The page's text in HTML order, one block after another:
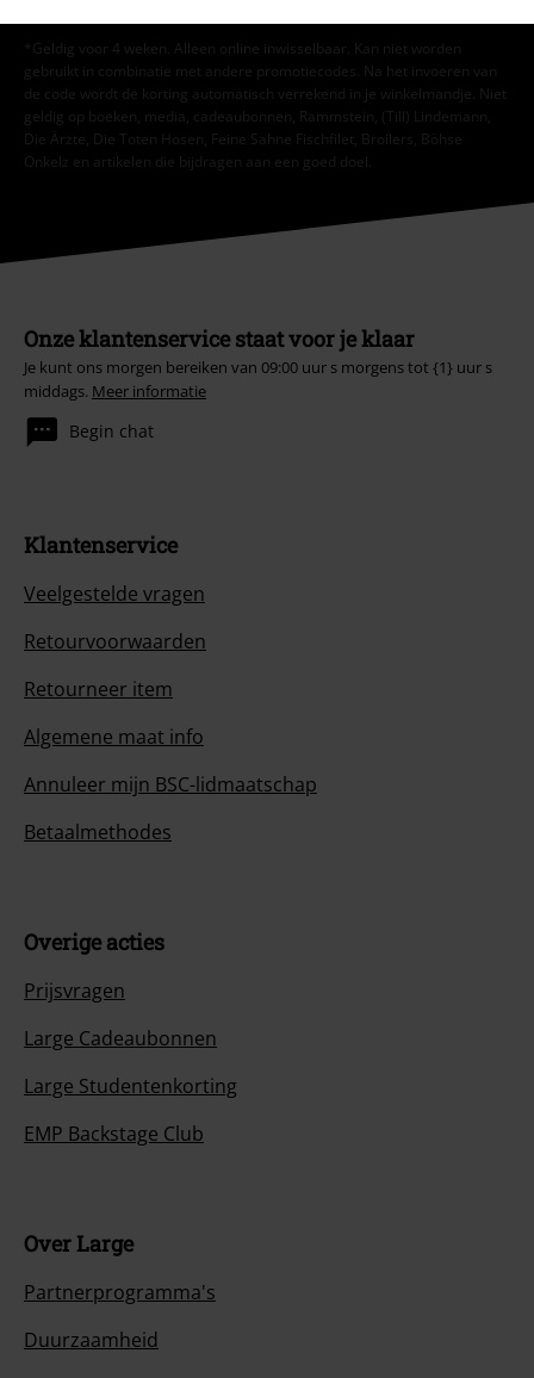
*Geldig voor 4 weken. Alleen online inwisselbaar. Kan niet worden
gebruikt in combinatie met andere promotiecodes. Na het invoeren van
de code wordt de korting automatisch verrekend in je winkelmandje. Niet
geldig op boeken, media, cadeaubonnen, Rammstein, (Till) Lindemann,
Die Ärzte, Die Toten Hosen, Feine Sahne Fischfilet, Broilers, Böhse
Onkelz en artikelen die bijdragen aan een goed doel.
Onze klantenservice staat voor je klaar
Je kunt ons morgen bereiken van 09:00 uur s morgens tot {1} uur s
middags. Meer informatie
Begin chat
Klantenservice
Veelgestelde vragen
Retourvoorwaarden
Retourneer item
Algemene maat info
Annuleer mijn BSC-lidmaatschap
Betaalmethodes
Overige acties
Prijsvragen
Large Cadeaubonnen
Large Studentenkorting
EMP Backstage Club
Over Large
Partnerprogramma's
Duurzaamheid